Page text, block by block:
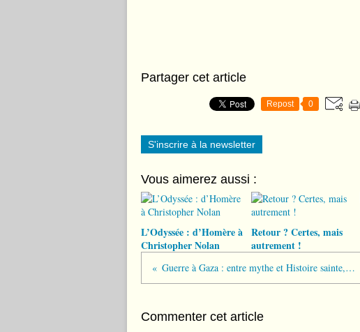
Partager cet article
Repost 0
S'inscrire à la newsletter
Vous aimerez aussi :
L’Odyssée : d’Homère à
Christopher Nolan
Retour ? Certes, mais
autrement !
Guerre à Gaza : entre mythe et Histoire sainte, quelle place pour la vérité ?
Commenter cet article